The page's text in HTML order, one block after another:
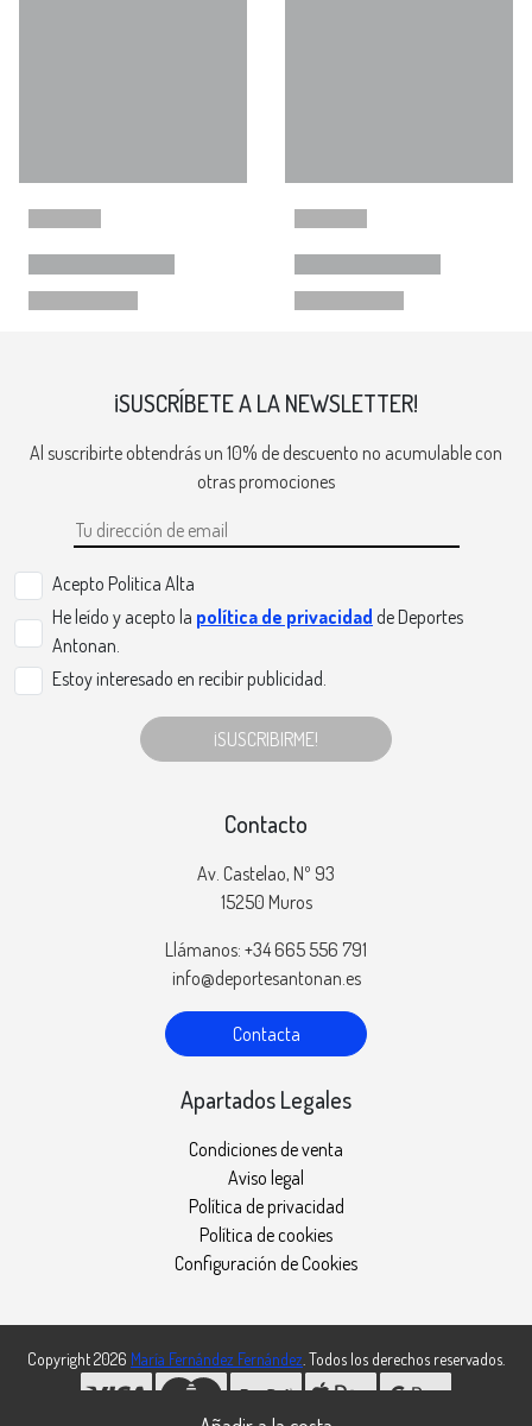
¡SUSCRÍBETE A LA NEWSLETTER!
Al suscribirte obtendrás un 10% de descuento no acumulable con
otras promociones
Acepto Politica Alta
He leído y acepto la política de privacidad de Deportes
Antonan.
Estoy interesado en recibir publicidad.
¡SUSCRIBIRME!
Contacto
Av. Castelao, Nº 93
15250 Muros
Llámanos: +34 665 556 791
info@deportesantonan.es
Contacta
Apartados Legales
Condiciones de venta
Aviso legal
Política de privacidad
Política de cookies
Configuración de Cookies
Copyright 2026 María Fernández Fernández . Todos los derechos reservados.